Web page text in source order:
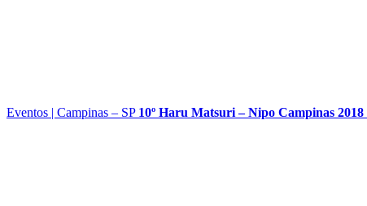
Eventos | Campinas – SP 10º Haru Matsuri – Nipo Campinas 2018